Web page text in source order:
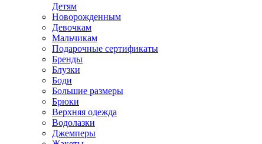
Детям
Новорожденным
Девочкам
Мальчикам
Подарочные сертификаты
Бренды
Блузки
Боди
Большие размеры
Брюки
Верхняя одежда
Водолазки
Джемперы